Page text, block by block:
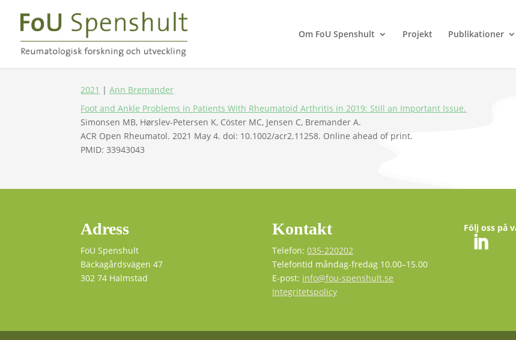
Om FoU Spenshult Projekt Publikationer
2021 |Ann Bremander
Foot and Ankle Problems in Patients With Rheumatoid Arthritis in 2019: Still an Important Issue.
Simonsen MB, Hørslev-Petersen K, Cöster MC, Jensen C, Bremander A.
ACR Open Rheumatol. 2021 May 4. doi: 10.1002/acr2.11258. Online ahead of print.
PMID: 33943043
Adress
FoU Spenshult
Bäckagårdsvägen 47
302 74 Halmstad
Kontakt
Telefon:035-220202
Telefontid måndag-fredag 10.00–15.00
E-post: info@fou-spenshult.se
Integritetspolicy
Följ oss på